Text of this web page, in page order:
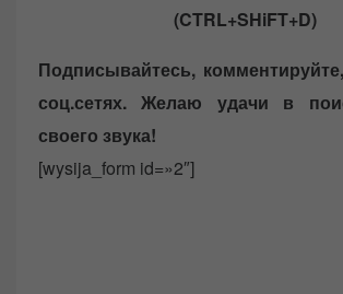
(CTRL+SHiFT+D)
Подписывайтесь,
соц.сетях. Желаю удачи в
своего звука!
[wysija_form id=»2″]